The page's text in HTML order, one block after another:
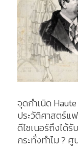
จุดกำเนิด
ประวัติศาสตร์แ
ดีไซเนอร์ถึงได้
กระทั่งทำไม ?